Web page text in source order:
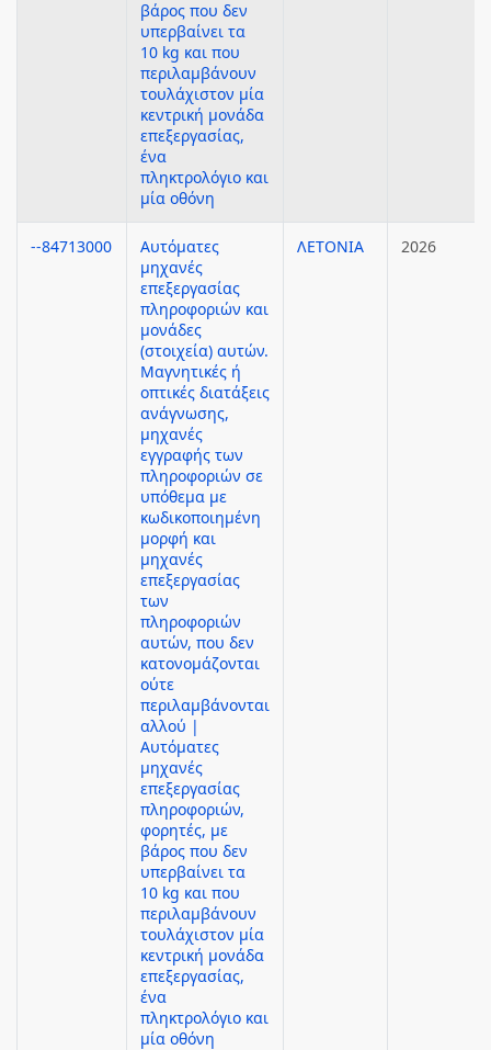
βάρος που δεν
υπερβαίνει τα
10 kg και που
περιλαμβάνουν
τουλάχιστον μία
κεντρική μονάδα
επεξεργασίας,
ένα
πληκτρολόγιο και
μία οθόνη
--84713000
Αυτόματες
μηχανές
επεξεργασίας
πληροφοριών και
μονάδες
(στοιχεία) αυτών.
Μαγνητικές ή
οπτικές διατάξεις
ανάγνωσης,
μηχανές
εγγραφής των
πληροφοριών σε
υπόθεμα με
κωδικοποιημένη
μορφή και
μηχανές
επεξεργασίας
των
πληροφοριών
αυτών, που δεν
κατονομάζονται
ούτε
περιλαμβάνονται
αλλού |
Αυτόματες
μηχανές
επεξεργασίας
πληροφοριών,
φορητές, με
βάρος που δεν
υπερβαίνει τα
10 kg και που
περιλαμβάνουν
τουλάχιστον μία
κεντρική μονάδα
επεξεργασίας,
ένα
πληκτρολόγιο και
μία οθόνη
ΛΕΤΟΝΙΑ 2026